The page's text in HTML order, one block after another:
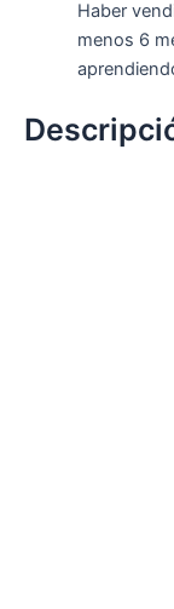
Haber
menos 6